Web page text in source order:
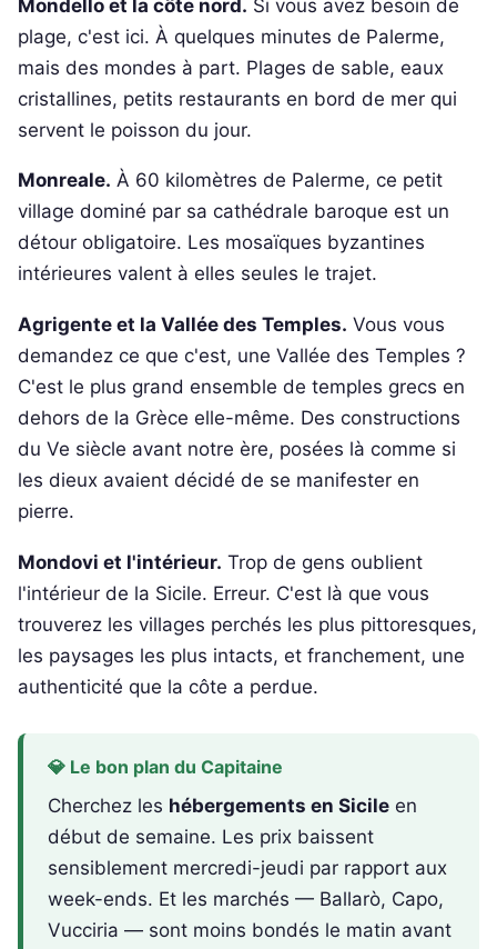
Mondello et la côte nord. Si vous avez besoin de
plage, c'est ici. À quelques minutes de Palerme,
mais des mondes à part. Plages de sable, eaux
cristallines, petits restaurants en bord de mer qui
servent le poisson du jour.
Monreale. À 60 kilomètres de Palerme, ce petit
village dominé par sa cathédrale baroque est un
détour obligatoire. Les mosaïques byzantines
intérieures valent à elles seules le trajet.
Agrigente et la Vallée des Temples. Vous vous
demandez ce que c'est, une Vallée des Temples ?
C'est le plus grand ensemble de temples grecs en
dehors de la Grèce elle-même. Des constructions
du Ve siècle avant notre ère, posées là comme si
les dieux avaient décidé de se manifester en
pierre.
Mondovi et l'intérieur. Trop de gens oublient
l'intérieur de la Sicile. Erreur. C'est là que vous
trouverez les villages perchés les plus pittoresques,
les paysages les plus intacts, et franchement, une
authenticité que la côte a perdue.
💎 Le bon plan du Capitaine
Cherchez les hébergements en Sicile en
début de semaine. Les prix baissent
sensiblement mercredi-jeudi par rapport aux
week-ends. Et les marchés — Ballarò, Capo,
Vucciria — sont moins bondés le matin avant